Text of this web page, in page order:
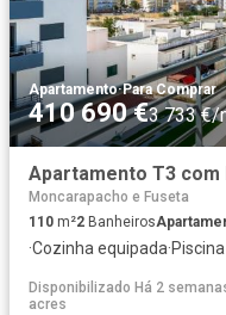
Apartamento·Para Comprar
410 690 €3 733 €/
Moncarapacho e Fuseta
110 m²2 Banheiros
·Cozinha equipada·Piscina
Disponibilizado Há 2
acres